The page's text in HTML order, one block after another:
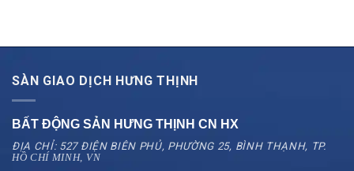
SÀN GIAO DỊCH HƯNG THỊNH
BẤT ĐỘNG SẢN HƯNG THỊNH CN HX
ĐỊA CHỈ: 527 ĐIỆN BIÊN PHỦ, PHƯỜNG 25, BÌNH THẠNH, TP.
HỒ CHÍ MINH, VN